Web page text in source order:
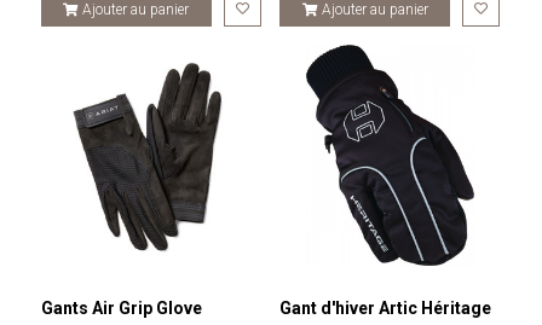
Ajouter au panier Ajouter au panier
Gants Air Grip Glove Gant d'hiver Artic Héritage